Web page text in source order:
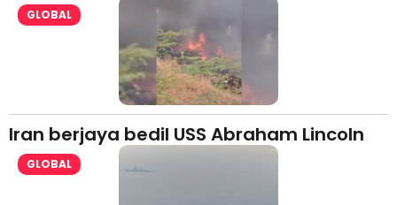
GLOBAL
Iran berjaya bedil USS Abraham Lincoln
GLOBAL